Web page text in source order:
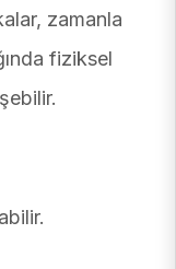
zamanla
fiziksel